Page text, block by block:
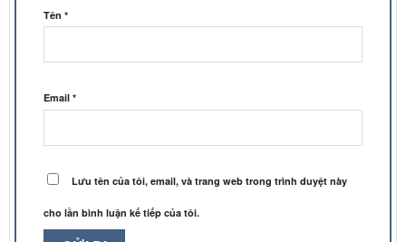
Tên *
Email *
Lưu tên của tôi, email, và trang web trong trình duyệt này
cho lần bình luận kế tiếp của tôi.